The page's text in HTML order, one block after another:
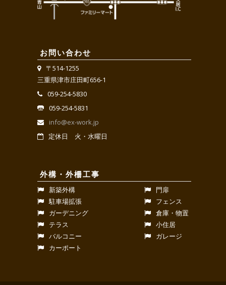
お問い合わせ
〒514-1255
三重県津市庄田町656-1
059-254-5830
059-254-5831
info@ex-work.jp
定休日 火・水曜日
外構・外柵工事
新築外構
駐車場拡張
ガーデニング
テラス
バルコニー
カーポート
門扉
フェンス
倉庫・物置
小住居
ガレージ